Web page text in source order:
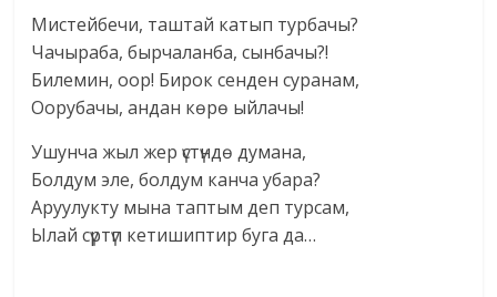
Мистейбечи, таштай катып турбачы?
Чачыраба, бырчаланба, сынбачы?!
Билемин, оор! Бирок сенден суранам,
Оорубачы, андан көрө ыйлачы!
Ушунча жыл жер үстүндө думана,
Болдум эле, болдум канча убара?
Аруулукту мына таптым деп турсам,
Ылай сүртүп кетишиптир буга да…